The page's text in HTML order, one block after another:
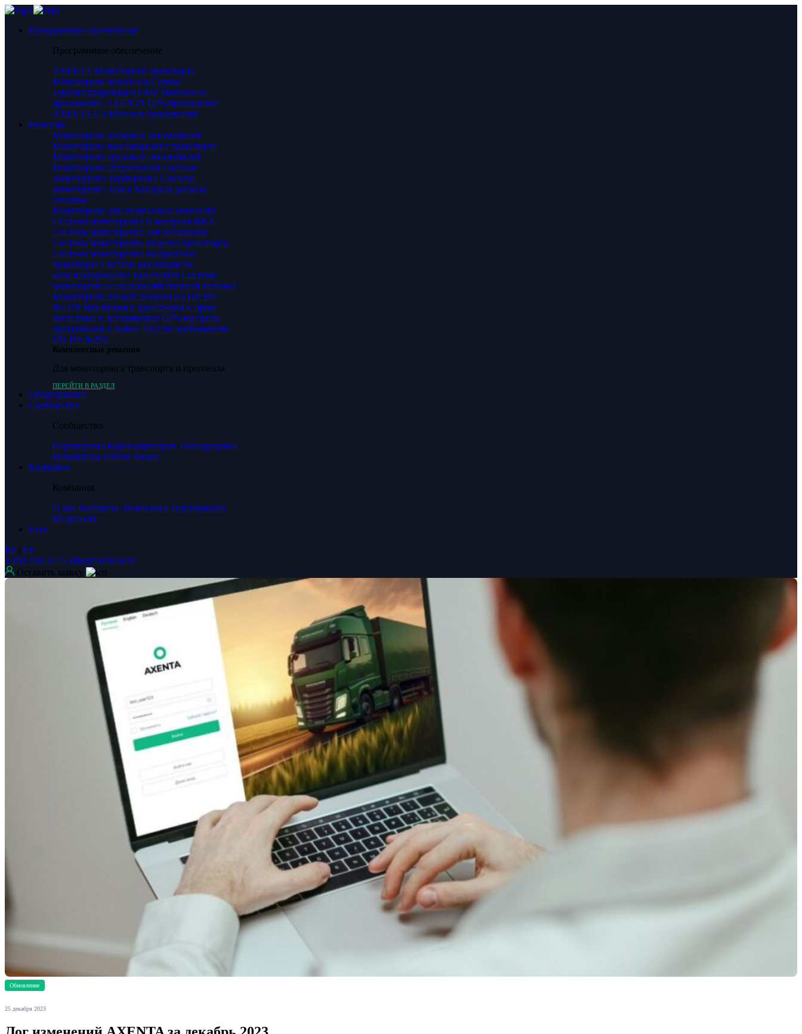
Программное обеспечение
Программное обеспечение
AXENTA Мониторинг транспорта
Мониторинг персонала Сервис
администрирования CMS Мобильное
приложение AXENTA GPS-приложение
AXENTA Go Магазин приложений
Решения
Мониторинг легковых автомобилей
Мониторинг пассажирского транспорта
Мониторинг грузовых автомобилей
Мониторинг спецтехники Система
мониторинга каршеринга Система
мониторинга такси Контроль расхода
топлива
Мониторинг для лизинговых компаний
Система мониторинга и контроля ЖКХ
Система мониторинга для бензовозов
Система мониторинга водного транспорта
Система мониторинга воздушного
транспорта Система мониторинга
железнодорожного транспорта Система
мониторинга сельскохозяйственной техники
Мониторинг лесной техники по ПП РФ
№1378 Мониторинг транспорта в сфере
логистики и дистрибуции GPS-контроль
мусоровозов и вывоз ТКО по требованиям
ПП РФ №293
Комплексные решения
Для мониторинга транспорта и пресонала
ПЕРЕЙТИ В РАЗДЕЛ
Оборудование
Сообщество
Сообщество
Партнерство Карта партнеров Техподдержка
Библиотека кейсов Видео
Компания
Компания
О нас Контакты Лицензии и сертификаты
Медиа-кит
Блог
Ru | En
8 800 700 34 45 info@axenta.tech
Оставить заявку
Обновление
25 декабря 2023